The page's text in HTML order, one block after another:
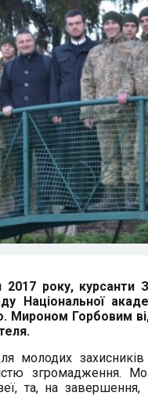
року, курсанти
Національної
Мироном Горбовим
молодих
згромадження.
та, на